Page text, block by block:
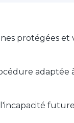
protégées et
adaptée